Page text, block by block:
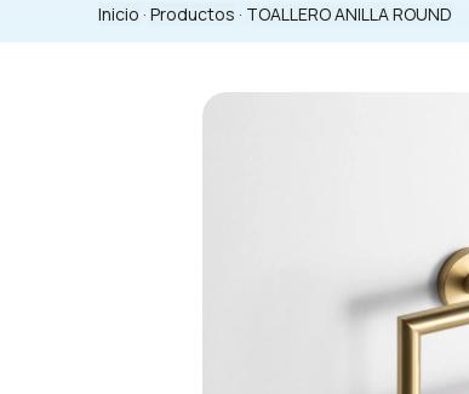
Inicio · Productos · TOALLERO ANILLA ROUND